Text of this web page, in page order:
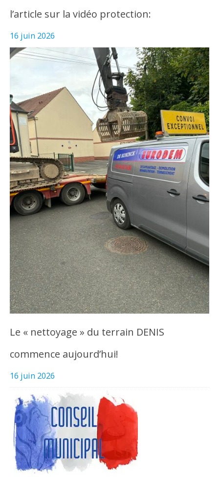
l’article sur la vidéo protection:
16 juin 2026
Le « nettoyage » du terrain DENIS
commence aujourd’hui!
16 juin 2026